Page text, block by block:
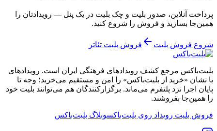
پرداخت آنلاین، صدور بلیت و چک بلیت در یک پنل — رویدادتان را
همین‌جا بسازید و فروش را شروع کنید.
شروع فروش بلیت فروش بلیت تئاتر
بلیت‌باکس مرجع کشف رویدادهای فرهنگی ایران است. رویدادهای
با نشان «خرید از بلیت‌باکس» را امن و مستقیم می‌خرید؛ وجه تا
پایان اجرا نزد پلتفرم می‌ماند. برگزارکنندگان هم می‌توانند بلیت خود
را همین‌جا بفروشند.
فروش بلیت رویداد روی بلیت‌باکسوبلاگ بلیت‌باکس